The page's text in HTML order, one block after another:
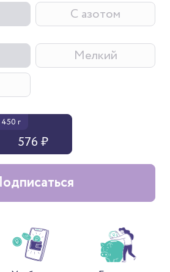
С азотом
Мелкий
450 г
576 ₽